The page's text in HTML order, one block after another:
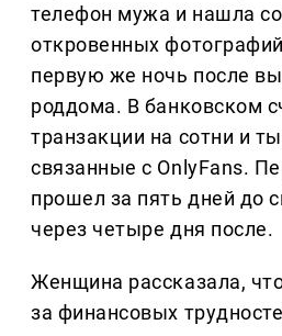
телефон мужа и нашла
откровенных
первую же ночь после
роддома. В банковском
транзакции на сотни и
связанные с OnlyFans.
прошел за пять дней до
через четыре дня после.
Женщина рассказала,
за финансовых